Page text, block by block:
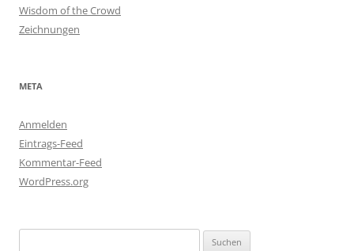
Wisdom of the Crowd
Zeichnungen
META
Anmelden
Eintrags-Feed
Kommentar-Feed
WordPress.org